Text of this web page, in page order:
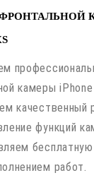
камеры iPhone
качественный
функций
бесплатную
работ.